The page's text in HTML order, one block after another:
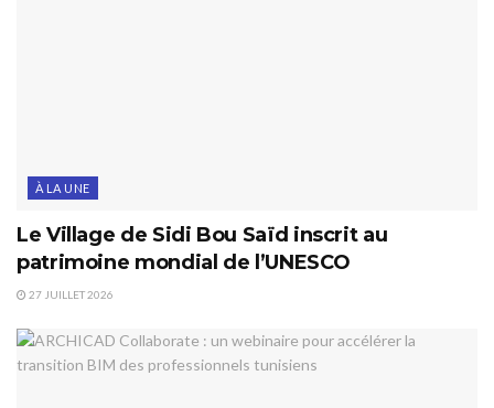
À LA UNE
Le Village de Sidi Bou Saïd inscrit au
patrimoine mondial de l’UNESCO
27 JUILLET 2026